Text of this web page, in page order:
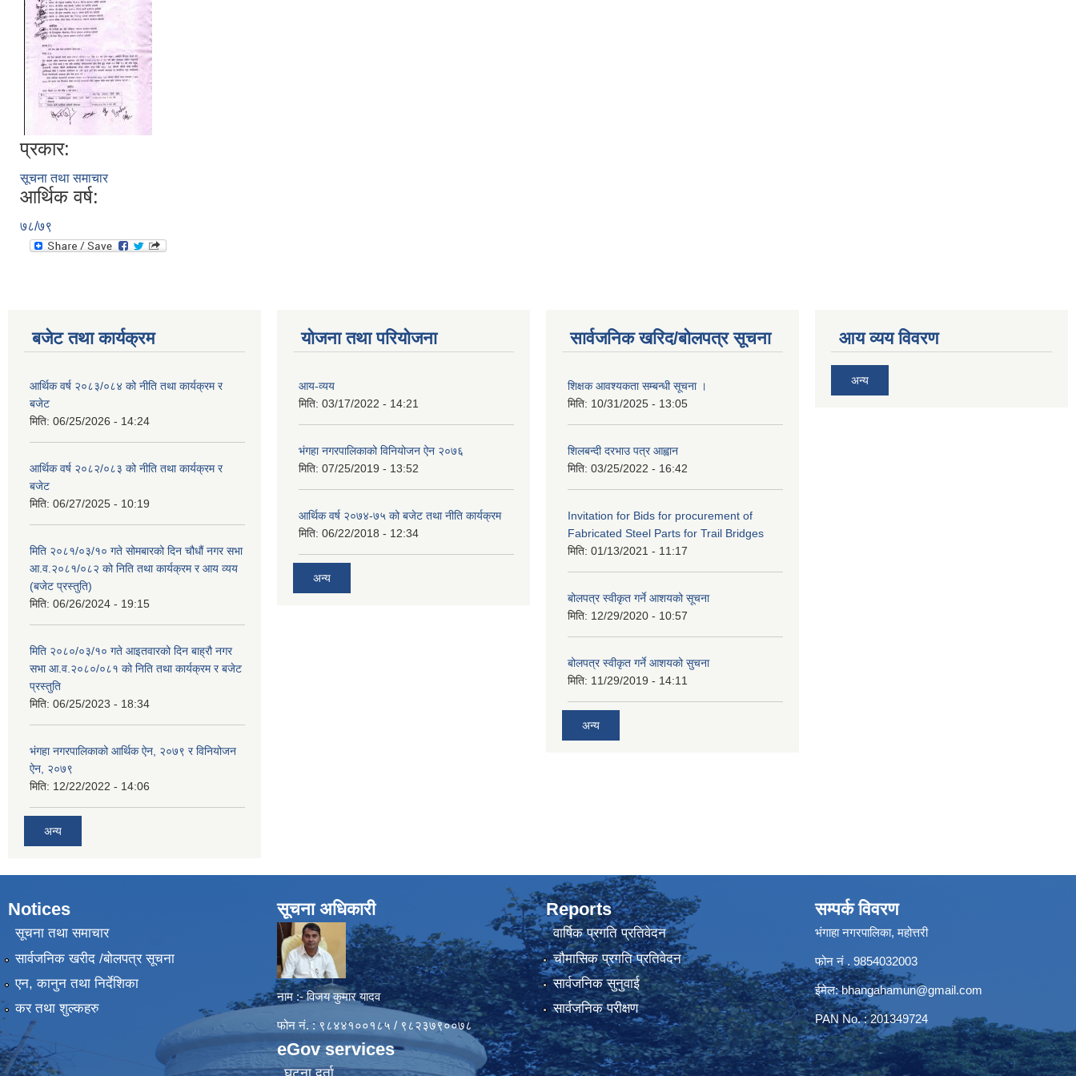
प्रकार:
सूचना तथा समाचार
आर्थिक वर्ष:
७८/७९
बजेट तथा कार्यक्रम
आर्थिक वर्ष २०८३/०८४ को नीति तथा कार्यक्रम र
बजेट
मिति: 06/25/2026 - 14:24
आर्थिक वर्ष २०८२/०८३ को नीति तथा कार्यक्रम र
बजेट
मिति: 06/27/2025 - 10:19
मिति २०८१/०३/१० गते सोमबारको दिन चौधौं नगर सभा
आ.व.२०८१/०८२ को निति तथा कार्यक्रम र आय व्यय
(बजेट प्रस्तुति)
मिति: 06/26/2024 - 19:15
मिति २०८०/०३/१० गते आइतवारको दिन बाह्रौ नगर
सभा आ.व.२०८०/०८१ को निति तथा कार्यक्रम र बजेट
प्रस्तुति
मिति: 06/25/2023 - 18:34
भंगहा नगरपालिकाको आर्थिक ऐन, २०७९ र विनियोजन
ऐन, २०७९
मिति: 12/22/2022 - 14:06
अन्य
योजना तथा परियोजना
आय-व्यय
मिति: 03/17/2022 - 14:21
भंगहा नगरपालिकाको विनियोजन ऐन २०७६
मिति: 07/25/2019 - 13:52
आर्थिक वर्ष २०७४-७५ को बजेट तथा नीति कार्यक्रम
मिति: 06/22/2018 - 12:34
अन्य
सार्वजनिक खरिद/बोलपत्र सूचना
शिक्षक आवश्यकता सम्बन्धी सूचना ।
मिति: 10/31/2025 - 13:05
शिलबन्दी दरभाउ पत्र आह्वान
मिति: 03/25/2022 - 16:42
Invitation for Bids for procurement of
Fabricated Steel Parts for Trail Bridges
मिति: 01/13/2021 - 11:17
बोलपत्र स्वीकृत गर्ने आशयको सूचना
मिति: 12/29/2020 - 10:57
बोलपत्र स्वीकृत गर्ने आशयको सुचना
मिति: 11/29/2019 - 14:11
अन्य
आय व्यय विवरण
अन्य
Notices
सूचना तथा समाचार
सार्वजनिक खरीद /बोलपत्र सूचना
एन, कानुन तथा निर्देशिका
कर तथा शुल्कहरु
सूचना अधिकारी
नाम :- विजय कुमार यादव
फोन नं. : ९८४४१००१८५ / ९८२३७९००७८
eGov services
Reports
वार्षिक प्रगति प्रतिवेदन
चौमासिक प्रगति प्रतिवेदन
सार्वजनिक सुनुवाई
सार्वजनिक परीक्षण
सम्पर्क विवरण
भंगाहा नगरपालिका, महोत्तरी
फोन नं . 9854032003
ईमेल:bhangahamun@gmail.com
PAN No. : 201349724